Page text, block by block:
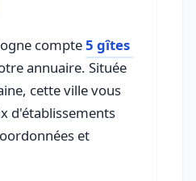
compte5 gîtes
annuaire. Située
cette ville vous
d'établissements
et